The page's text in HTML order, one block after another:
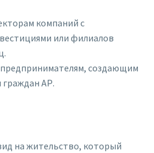
компаний с
или филиалов
создающим
граждан АР.
на жительство, который